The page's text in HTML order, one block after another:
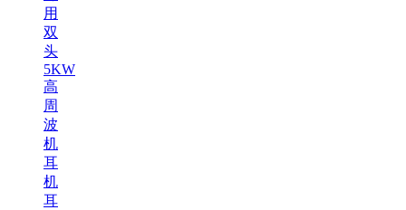
用
双
头
5KW
高
周
波
机
耳
机
耳